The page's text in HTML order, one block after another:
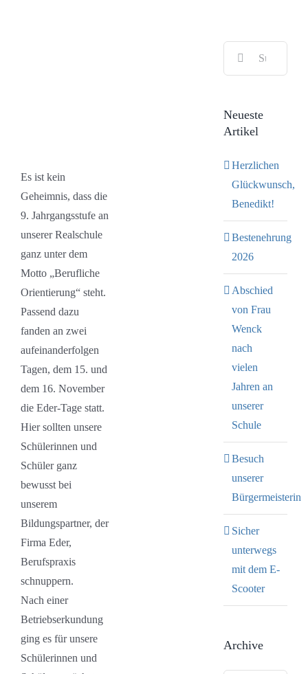
Es ist kein
Geheimnis, dass die
9. Jahrgangsstufe an
unserer Realschule
ganz unter dem
Motto „Berufliche
Orientierung“ steht.
Passend dazu
fanden an zwei
aufeinanderfolgen
Tagen, dem 15. und
dem 16. November
die Eder-Tage statt.
Hier sollten unsere
Schülerinnen und
Schüler ganz
bewusst bei
unserem
Bildungspartner, der
Firma Eder,
Berufspraxis
schnuppern.
Nach einer
Betriebserkundung
ging es für unsere
Schülerinnen und
Neueste
Artikel
Herzlichen
Glückwunsch,
Benedikt!
Bestenehrung
2026
Abschied
von Frau
Wenck
nach
vielen
Jahren an
unserer
Schule
Besuch
unserer
Bürgermeisterin
Sicher
unterwegs
mit dem E-
Scooter
Archive